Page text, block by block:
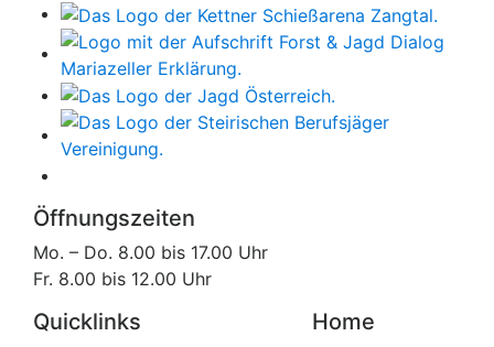
Öffnungszeiten
Mo. – Do. 8.00 bis 17.00 Uhr
Fr. 8.00 bis 12.00 Uhr
Quicklinks Home